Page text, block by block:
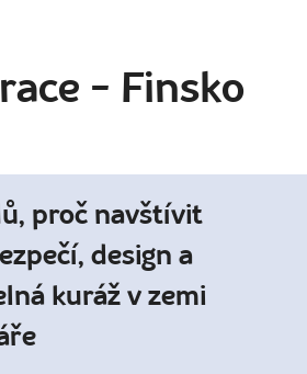
- Finsko
proč navštívit
design a
kuráž v zemi